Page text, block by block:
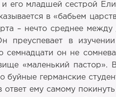
младшей сестрой
в «бабьем
– нечто среднее между
в
он не
«маленький
буйные германские
ему самому